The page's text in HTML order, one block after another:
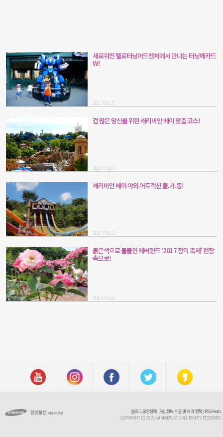
새로워진 헬로터닝어드벤처에서 만나는 터닝메카드
W!
2017.06.19
겁 많은 당신을 위한 캐리비안 베이 맞춤 코스!
2017.06.13
캐리비안 베이 야외 어트랙션 풀.가.동!
2017.06.12
붉은색으로 물들인 에버랜드 '2017 장미 축제' 현장
속으로!
2017.06.12
블로그 운영정책| 개인정보 취급 및 처리 정책| RSS feeds
COPYRIGHT (C) 2015 withEVERLAND ALL RIGHTS RESERVED.